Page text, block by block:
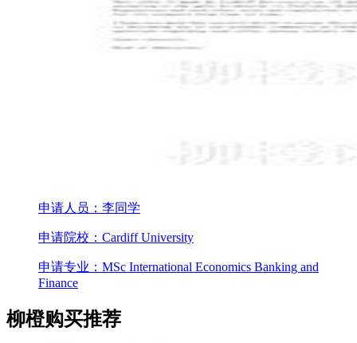
申请人员：李同学
申请院校：Cardiff University
申请专业：MSc International Economics Banking and
Finance
柳橙购买推荐